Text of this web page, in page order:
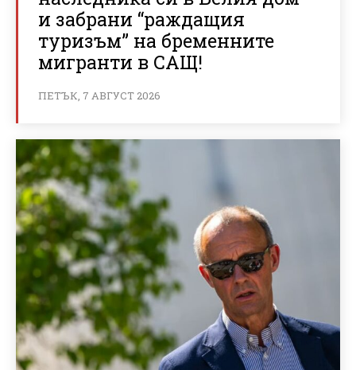
и забрани “раждащия
туризъм” на бременните
мигранти в САЩ!
ПЕТЪК, 7 АВГУСТ 2026